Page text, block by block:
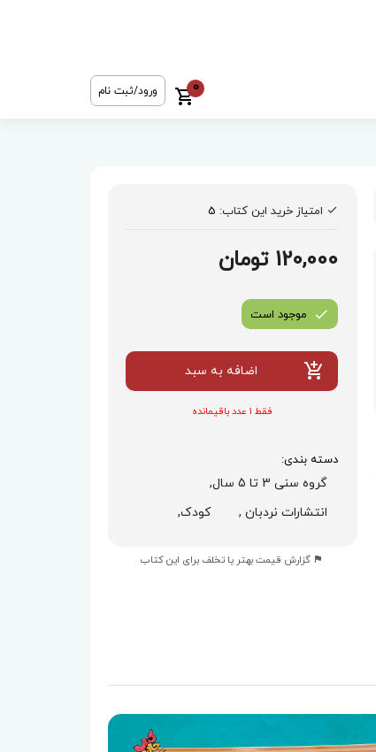
0 ورود/ثبت نام
امتیاز خرید این کتاب: 5
120,000 تومان
موجود است
اضافه به سبد
فقط 1 عدد باقیمانده
دسته بندی:
گروه سنی 3 تا 5 سال,
انتشارات نردبان ,
کودک,
گزارش قیمت بهتر یا تخلف برای این کتاب